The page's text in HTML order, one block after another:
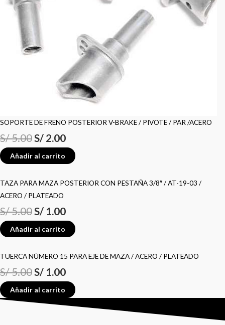
SOPORTE DE FRENO POSTERIOR V-BRAKE / PIVOTE / PAR /ACERO
S/5.00S/ 2.00
Añadir al carrito
TAZA PARA MAZA POSTERIOR CON PESTAÑA 3/8″ / AT-19-03 /
ACERO / PLATEADO
S/5.00S/ 1.00
Añadir al carrito
TUERCA NÚMERO 15 PARA EJE DE MAZA / ACERO / PLATEADO
S/5.00S/ 1.00
Añadir al carrito